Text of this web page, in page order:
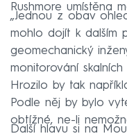
Rushmore umístěna
„Jednou z obav
mohlo dojít k dalším
geomechanický
monitorování
Hrozilo by tak
Podle něj by bylo
obtížné, ne-li
Další hlavu si na